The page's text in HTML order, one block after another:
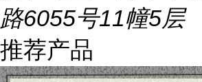
路6055号11幢5层
推荐产品